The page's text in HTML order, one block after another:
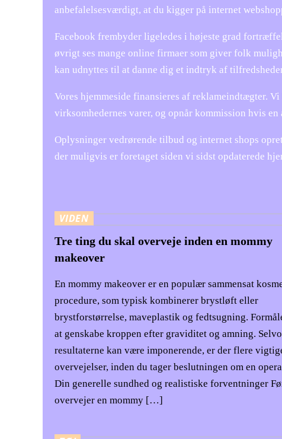
anbefalelsesværdigt, at du kigger på internet
Facebook frembyder ligeledes i højeste grad
øvrigt ses mange online firmaer som giver folk
kan udnyttes til at danne dig et indtryk af
Vores hjemmeside finansieres af reklameindtægter.
virksomhedernes varer, og opnår kommission hvis
Oplysninger vedrørende tilbud og internet shops
der muligvis er foretaget siden vi sidst opdaterede
VIDEN
Tre ting du skal overveje inden en mommy
makeover
En mommy makeover er en populær sammensat
procedure, som typisk kombinerer brystløft eller
brystforstørrelse, maveplastik og fedtsugning.
at genskabe kroppen efter graviditet og amning.
resultaterne kan være imponerende, er der flere
overvejelser, inden du tager beslutningen om en
Din generelle sundhed og realistiske forventninger
overvejer en mommy […]